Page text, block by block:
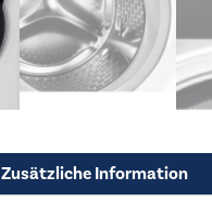
Zusätzliche Information